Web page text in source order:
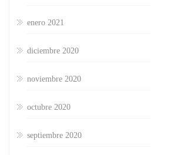
enero 2021
diciembre 2020
noviembre 2020
octubre 2020
septiembre 2020